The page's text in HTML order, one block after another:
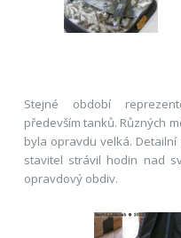
Stejné období
především tanků. Různých
byla opravdu velká.
stavitel strávil hodin nad
opravdový obdiv.